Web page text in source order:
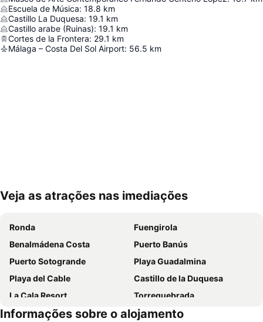
Escuela de Música: 18.8 km
Castillo La Duquesa: 19.1 km
Castillo arabe (Ruinas): 19.1 km
Cortes de la Frontera: 29.1 km
Málaga – Costa Del Sol Airport: 56.5 km
Ampliar mapa
Veja as atrações nas imediações
Ronda
Fuengirola
Benalmádena Costa
Puerto Banús
Puerto Sotogrande
Playa Guadalmina
Playa del Cable
Castillo de la Duquesa
La Cala Resort
Torrequebrada
Sobrevela
Centro histórico
Informações sobre o alojamento